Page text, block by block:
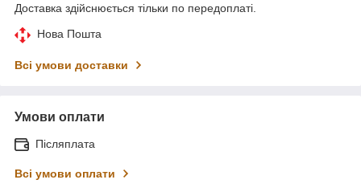
Доставка здійснюється тільки по передоплаті.
Нова Пошта
Всі умови доставки
Умови оплати
Післяплата
Всі умови оплати